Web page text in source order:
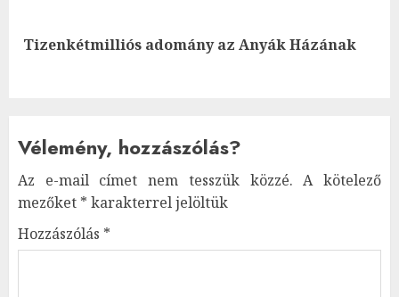
Next
Tizenkétmilliós adomány az Anyák Házának
Vélemény, hozzászólás?
Az e-mail címet nem tesszük közzé. A kötelező
mezőket * karakterrel jelöltük
Hozzászólás *